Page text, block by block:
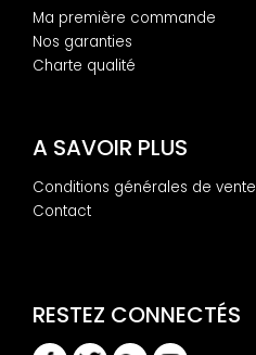
Ma première commande
Nos garanties
Charte qualité
A SAVOIR PLUS
Conditions générales de vente
Contact